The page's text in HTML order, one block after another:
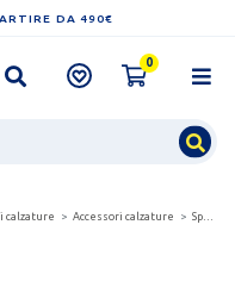
DA 490€
0
calzature Accessori calzature Spazzola max